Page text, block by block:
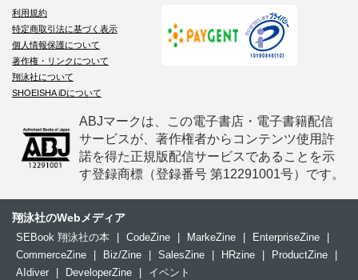
利用規約
特定商取引法に基づく表示
個人情報保護について
著作権・リンクについて
翔泳社について
SHOEISHA iDについて
ABJマークは、この電子書店・電子書籍配信
サービスが、著作権者からコンテンツ使用許
諾を得た正規版配信サービスであることを示
す登録商標（登録番号 第12291001号）です。
翔泳社のWebメディア
SEBook 翔泳社の本 CodeZine MarkeZine EnterpriseZine
CommerceZine
Biz/Zine SalesZine HRzine ProductZine
AIdiver
DeveloperZine イベント